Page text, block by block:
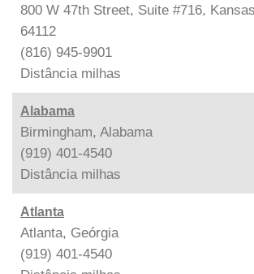
800 W 47th Street, Suite #716,
64112
(816) 945-9901
Distância milhas
Alabama
Birmingham, Alabama
(919) 401-4540
Distância milhas
Atlanta
Atlanta, Geórgia
(919) 401-4540